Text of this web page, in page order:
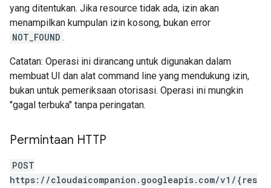
yang ditentukan. Jika resource tidak ada, izin akan
menampilkan kumpulan izin kosong, bukan error
NOT_FOUND .
Catatan: Operasi ini dirancang untuk digunakan dalam
membuat UI dan alat command line yang mendukung izin,
bukan untuk pemeriksaan otorisasi. Operasi ini mungkin
"gagal terbuka" tanpa peringatan.
Permintaan HTTP
POST
https://cloudaicompanion.googleapis.com/v1/{res